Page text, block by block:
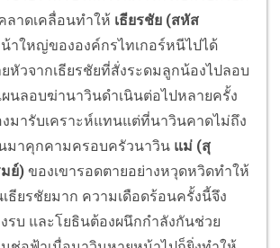
ลาดเคลื่อนทำให้ เธียรชัย (สหัส
าใหญ่ขององค์กรไทเกอร์หนีไปได้
หัวจากเธียรชัยที่สั่งระดมลูกน้องไปลอบ
นลอบฆ่านาวินดำเนินต่อไปหลายครั้ง
มารับเคราะห์แทนแต่ที่นาวินคาดไม่ถึง
มาคุกคามครอบครัวนาวิน แม่ (สุ
ย์) ของเขารอดตายอย่างหวุดหวิดทำให้
ธียรชัยมาก ความเดือดร้อนครั้งนี้จึง
รบ และโยธินต้องผนึกกำลังกันช่วย